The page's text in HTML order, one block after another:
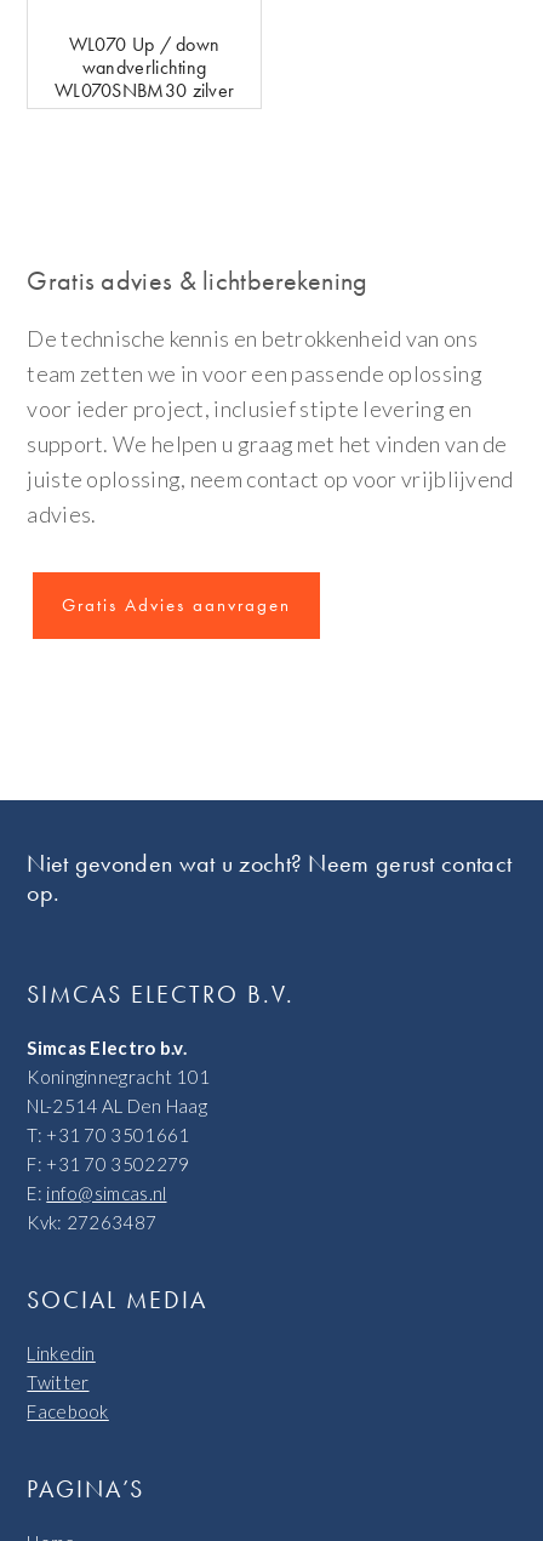
WL070 Up / down
wandverlichting
WL070SNBM30 zilver
Gratis advies & lichtberekening
De technische kennis en betrokkenheid van ons
team zetten we in voor een passende oplossing
voor ieder project, inclusief stipte levering en
support. We helpen u graag met het vinden van de
juiste oplossing, neem contact op voor vrijblijvend
advies.
Gratis Advies aanvragen
Niet gevonden wat u zocht? Neem gerust contact
op.
SIMCAS ELECTRO B.V.
Simcas Electro b.v.
Koninginnegracht 101
NL-2514 AL Den Haag
T: +31 70 3501661
F: +31 70 3502279
E: info@simcas.nl
Kvk: 27263487
SOCIAL MEDIA
Linkedin
Twitter
Facebook
PAGINA’S